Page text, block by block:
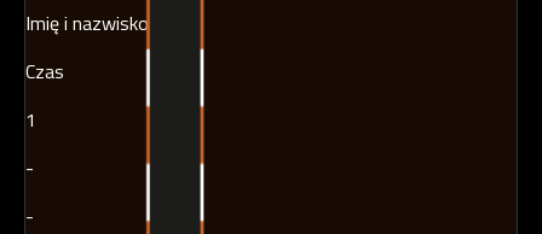
Imię i nazwisko
Czas
1
-
-